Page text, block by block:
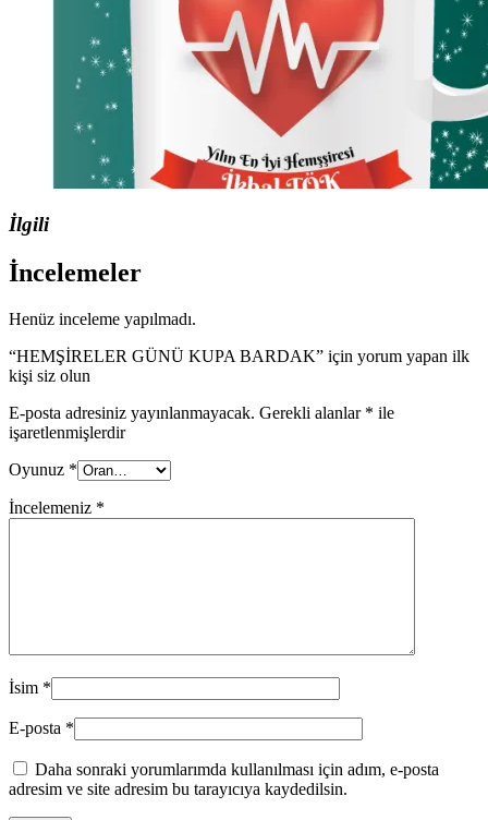
İlgili
İncelemeler
Henüz inceleme yapılmadı.
“HEMŞİRELER GÜNÜ KUPA BARDAK” için yorum yapan ilk
kişi siz olun
E-posta adresiniz yayınlanmayacak. Gerekli alanlar * ile
işaretlenmişlerdir
Oyunuz *
İncelemeniz *
İsim *
E-posta *
Daha sonraki yorumlarımda kullanılması için adım, e-posta
adresim ve site adresim bu tarayıcıya kaydedilsin.